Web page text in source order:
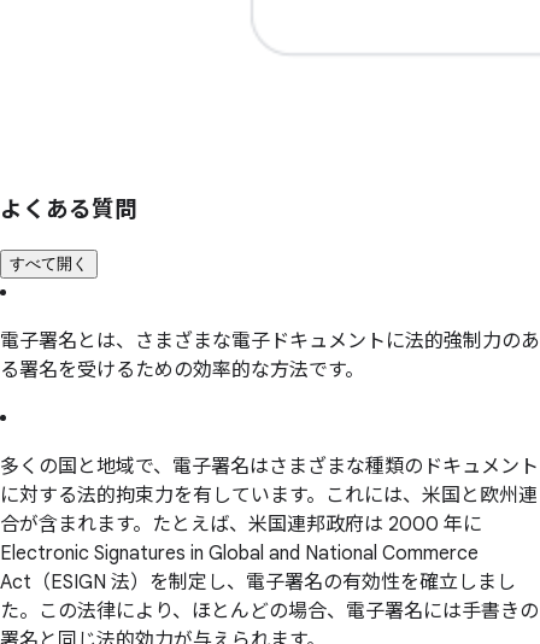
よく ある質問
すべて開く
電子署名とは、さまざまな電子ドキュメントに法的強制力のあ
る署名を受けるための効率的な方法です。
多くの国と地域で、電子署名はさまざまな種類のドキュメント
に対する法的拘束力を有しています。これには、米国と欧州連
合が含まれます。たとえば、米国連邦政府は 2000 年に
Electronic Signatures in Global and National Commerce
Act（ESIGN 法）を制定し、電子署名の有効性を確立しまし
た。この法律により、ほとんどの場合、電子署名には手書きの